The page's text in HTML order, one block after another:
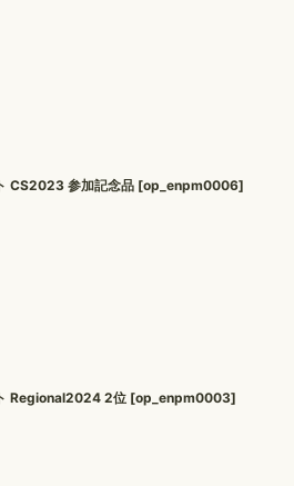
CS2023 参加記念品 [op_enpm0006]
Regional2024 2位 [op_enpm0003]